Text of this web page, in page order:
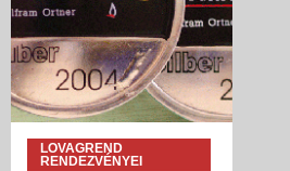
LOVAGREND
RENDEZVÉNYEI